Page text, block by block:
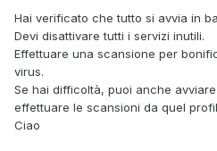
Hai verificato che tutto si avvia in
Devi disattivare tutti i servizi inutili.
Effettuare una scansione per
virus.
Se hai difficoltà, puoi anche
effettuare le scansioni da quel
Ciao